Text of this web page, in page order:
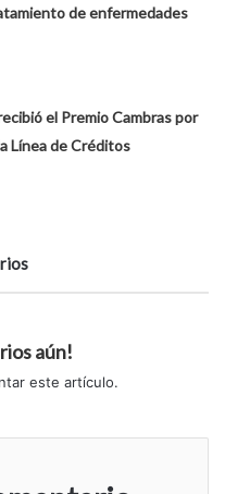
de enfermedades
el Premio Cambras por
Línea de Créditos
aún!
este artículo.